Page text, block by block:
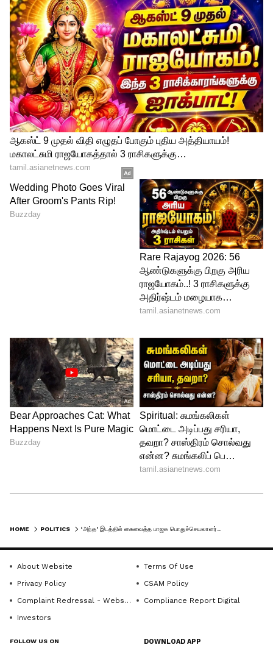
வீடியோவை திமுக, காங்கிரஸ் போன்ற
கட்சிகளள் சமூக வலைத்தளங்களில் பரப்பி
வருகின்றனர். பல்வேறு கட்சியினர் முதல்
பொதுமக்கள் வரை பாஜக கட்சியினரை
வெளுத்து வாங்கி வருகிறார்கள். குறிப்பாக
பாலியல் ஜல்சா கட்சி என்ற டேக்கை
ட்ரெண்ட் செய்து வருகிறார்கள்.
மேலும் செய்திகளுக்கு..இந்துக்கள்
விபச்சாரிகளா.. திமுக எம்.பி ஆ.ராசா
சர்ச்சை பேச்சு.! வலுக்கும் கண்டனங்கள் -
முதல்வர் பதில் சொல்வாரா
HOME POLITICS
About Website
Terms Of Use
Privacy Policy
CSAM Policy
Complaint Redressal - Website
Compliance Report Digital
Investors
FOLLOW US ON DOWNLOAD APP